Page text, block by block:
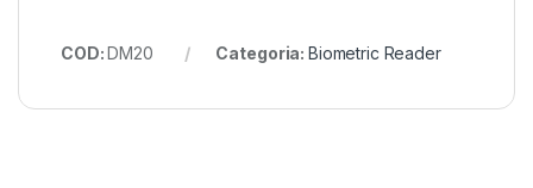
COD:DM20 Categoria: Biometric Reader